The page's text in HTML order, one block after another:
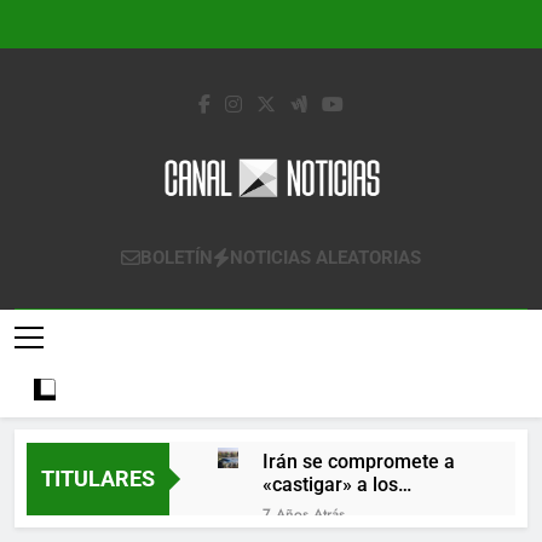
Canal Noticias
Canal Noticias
BOLETÍN NOTICIAS ALEATORIAS
TITULARES
Irán se compromete a
«castigar» a los
responsables de
derribar un avión
7 Años Atrás